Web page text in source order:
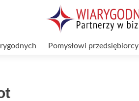
Pomysłowi przedsiębiorcy